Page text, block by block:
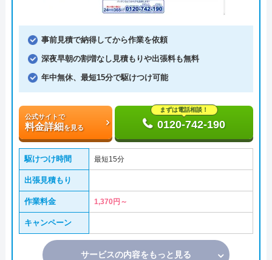
事前見積で納得してから作業を依頼
深夜早朝の割増なし見積もりや出張料も無料
年中無休、最短15分で駆けつけ可能
公式サイトで
料金詳細を見る
まずは電話相談！
0120-742-190
駆けつけ時間 最短15分
出張見積もり
作業料金 1,370円～
キャンペーン
サービスの内容をもっと見る